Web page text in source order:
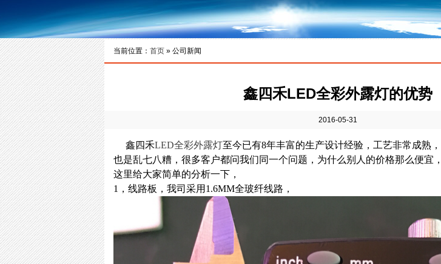
当前位置： 首页 » 公司新闻
鑫四禾LED全彩外露灯的优势
2016-05-31
鑫四禾LED全彩外露灯至今已有8年丰富的生产设计经验，工艺非常成熟
也是乱七八糟，很多客户都问我们同一个问题，为什么别人的价格那么便宜
这里给大家简单的分析一下，
1，线路板，我司采用1.6MM全玻纤线路，